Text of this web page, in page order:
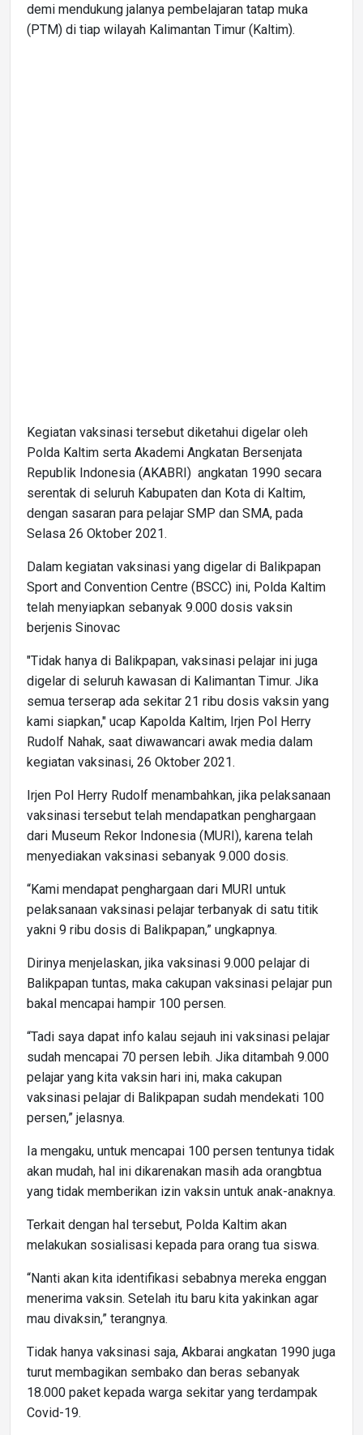
demi mendukung jalanya pembelajaran tatap muka
(PTM) di tiap wilayah Kalimantan Timur (Kaltim).
Kegiatan vaksinasi tersebut diketahui digelar oleh
Polda Kaltim serta Akademi Angkatan Bersenjata
Republik Indonesia (AKABRI) angkatan 1990 secara
serentak di seluruh Kabupaten dan Kota di Kaltim,
dengan sasaran para pelajar SMP dan SMA, pada
Selasa 26 Oktober 2021.
Dalam kegiatan vaksinasi yang digelar di Balikpapan
Sport and Convention Centre (BSCC) ini, Polda Kaltim
telah menyiapkan sebanyak 9.000 dosis vaksin
berjenis Sinovac
"Tidak hanya di Balikpapan, vaksinasi pelajar ini juga
digelar di seluruh kawasan di Kalimantan Timur. Jika
semua terserap ada sekitar 21 ribu dosis vaksin yang
kami siapkan," ucap Kapolda Kaltim, Irjen Pol Herry
Rudolf Nahak, saat diwawancari awak media dalam
kegiatan vaksinasi, 26 Oktober 2021.
Irjen Pol Herry Rudolf menambahkan, jika pelaksanaan
vaksinasi tersebut telah mendapatkan penghargaan
dari Museum Rekor Indonesia (MURI), karena telah
menyediakan vaksinasi sebanyak 9.000 dosis.
“Kami mendapat penghargaan dari MURI untuk
pelaksanaan vaksinasi pelajar terbanyak di satu titik
yakni 9 ribu dosis di Balikpapan,” ungkapnya.
Dirinya menjelaskan, jika vaksinasi 9.000 pelajar di
Balikpapan tuntas, maka cakupan vaksinasi pelajar pun
bakal mencapai hampir 100 persen.
“Tadi saya dapat info kalau sejauh ini vaksinasi pelajar
sudah mencapai 70 persen lebih. Jika ditambah 9.000
pelajar yang kita vaksin hari ini, maka cakupan
vaksinasi pelajar di Balikpapan sudah mendekati 100
persen,” jelasnya.
Ia mengaku, untuk mencapai 100 persen tentunya tidak
akan mudah, hal ini dikarenakan masih ada orangbtua
yang tidak memberikan izin vaksin untuk anak-anaknya.
Terkait dengan hal tersebut, Polda Kaltim akan
melakukan sosialisasi kepada para orang tua siswa.
“Nanti akan kita identifikasi sebabnya mereka enggan
menerima vaksin. Setelah itu baru kita yakinkan agar
mau divaksin,” terangnya.
Tidak hanya vaksinasi saja, Akbarai angkatan 1990 juga
turut membagikan sembako dan beras sebanyak
18.000 paket kepada warga sekitar yang terdampak
Covid-19.